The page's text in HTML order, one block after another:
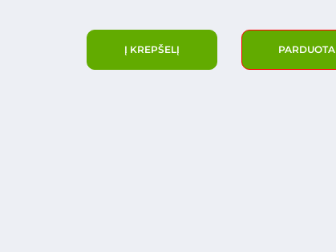
Į KREPŠELĮ PARDUOTA